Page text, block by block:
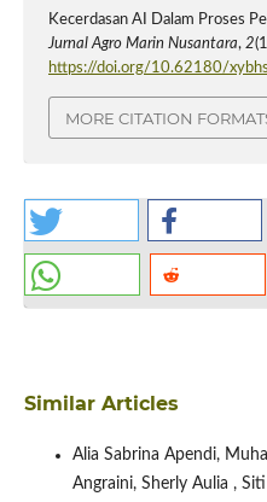
Kecerdasan AI Dalam Proses
Jurnal Agro Marin Nusantara, 2
https://doi.org/10.62180/
MORE CITATION
Similar Articles
Alia Sabrina Apendi,
Angraini, Sherly Aulia ,